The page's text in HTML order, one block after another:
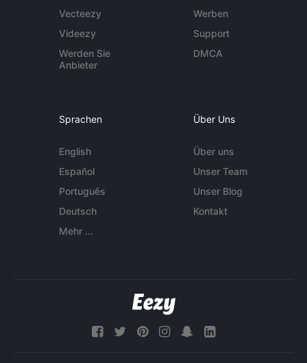
Vecteezy
Videezy
Werden Sie
Anbieter
Werben
Support
DMCA
Sprachen
English
Español
Português
Deutsch
Mehr ...
Über Uns
Über uns
Unser Team
Unser Blog
Kontakt